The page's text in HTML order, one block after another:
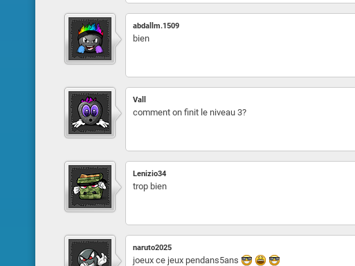
abdallm.1509
bien
Vall
comment on finit le niveau 3?
Lenizio34
trop bien
naruto2025
joeux ce jeux pendans5ans